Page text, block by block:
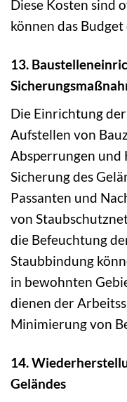
Diese Kosten sind
können das
13.
Die Einrichtung
Aufstellen von
Absperrungen und
Sicherung des
Passanten und
von
die Befeuchtung
Staubbindung
in bewohnten
dienen der
Minimierung von
14.
Geländes